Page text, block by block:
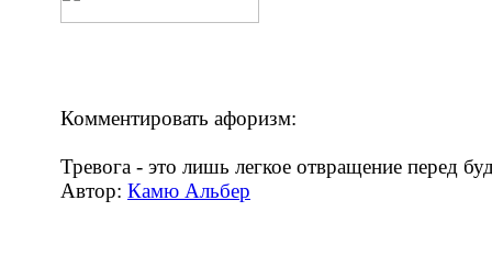
Комментировать афоризм:
Тревога - это лишь легкое отвращение перед
Автор: Камю Альбер